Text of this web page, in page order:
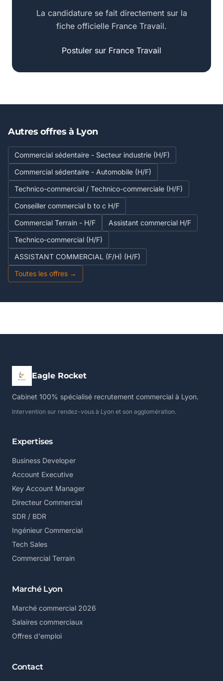
La candidature se fait directement sur la
fiche officielle France Travail.
Postuler sur France Travail
Autres offres à Lyon
Commercial sédentaire - Secteur industrie (H/F)
Commercial sédentaire - Automobile (H/F)
Technico-commercial / Technico-commerciale (H/F)
Conseiller commercial b to c H/F
Commercial Terrain - H/F
Assistant commercial H/F
Technico-commercial (H/F)
ASSISTANT COMMERCIAL (F/H) (H/F)
Toutes les offres →
Eagle Rocket
Cabinet 100% spécialisé recrutement commercial à Lyon.
Intervention sur rendez-vous à Lyon et son agglomération.
Expertises
Business Developer
Account Executive
Key Account Manager
Directeur Commercial
SDR / BDR
Ingénieur Commercial
Tech Sales
Commercial Terrain
Marché Lyon
Marché commercial 2026
Salaires commerciaux
Offres d'emploi
Contact